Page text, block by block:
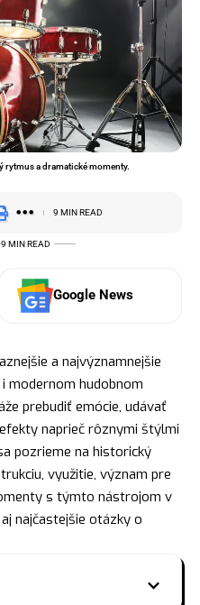
rytmus a dramatické momenty.
9 MIN READ
9 MIN READ
Google News
a najvýznamnejšie
modernom hudobnom
prebudiť emócie, udávať
naprieč rôznymi štýlmi
pozrieme na historický
využitie, význam pre
s týmto nástrojom v
najčastejšie otázky o